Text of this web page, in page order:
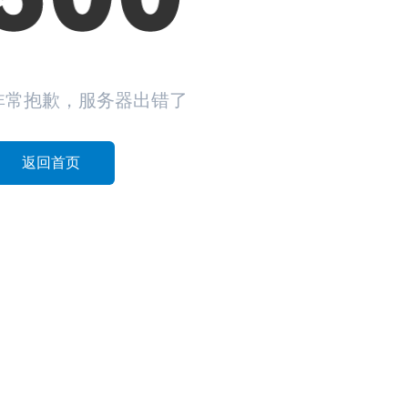
常抱歉，服务器出错了
返回首页